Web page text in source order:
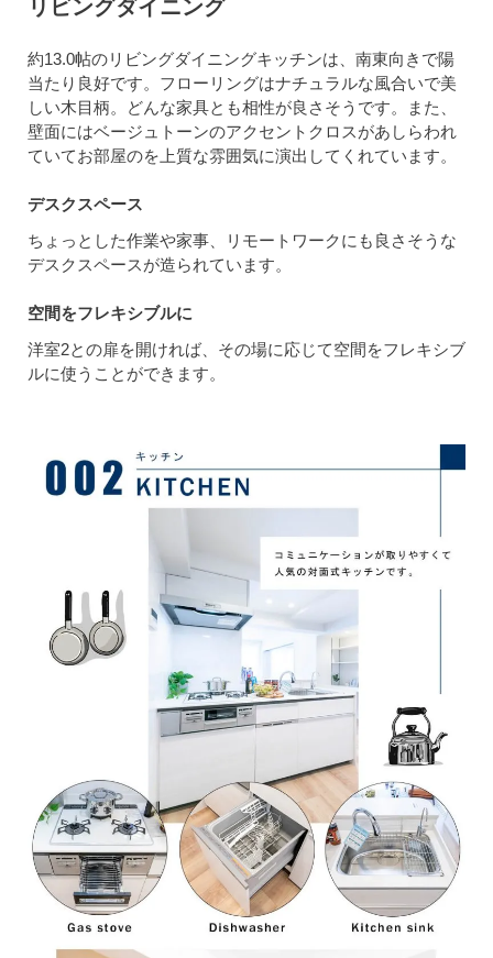
リビングダイニング
約13.0帖のリビングダイニングキッチンは、南東向きで陽
当たり良好です。フローリングはナチュラルな風合いで美
しい木目柄。どんな家具とも相性が良さそうです。また、
壁面にはベージュトーンのアクセントクロスがあしらわれ
ていてお部屋のを上質な雰囲気に演出してくれています。
デスクスペース
ちょっとした作業や家事、リモートワークにも良さそうな
デスクスペースが造られています。
空間をフレキシブルに
洋室2との扉を開ければ、その場に応じて空間をフレキシブ
ルに使うことができます。